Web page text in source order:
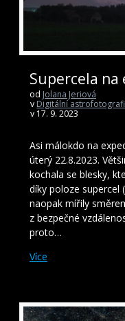
Supercela na
od Jolana Jeriová
v Digitální
v 17. 9. 2023
Asi málokdo na
úterý 22.8.2023.
kochala se blesky,
díky poloze supercel
naopak mířily
z bezpečné
proto…
Více